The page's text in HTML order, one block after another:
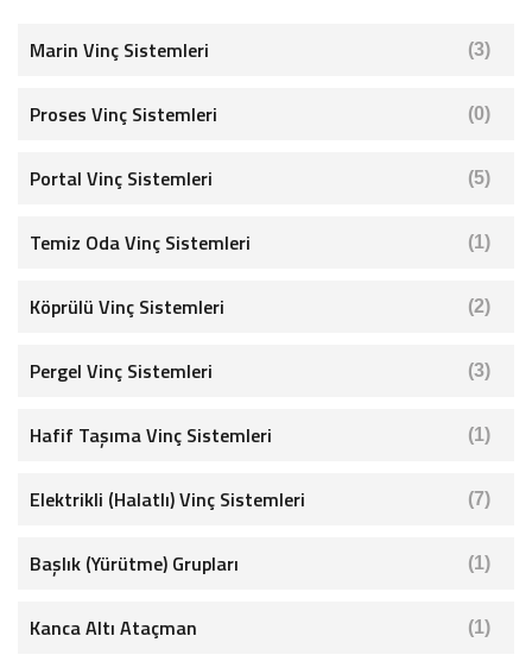
Marin Vinç Sistemleri (3)
Proses Vinç Sistemleri (0)
Portal Vinç Sistemleri (5)
Temiz Oda Vinç Sistemleri (1)
Köprülü Vinç Sistemleri (2)
Pergel Vinç Sistemleri (3)
Hafif Taşıma Vinç Sistemleri (1)
Elektrikli (Halatlı) Vinç Sistemleri (7)
Başlık (Yürütme) Grupları (1)
Kanca Altı Ataçman (1)